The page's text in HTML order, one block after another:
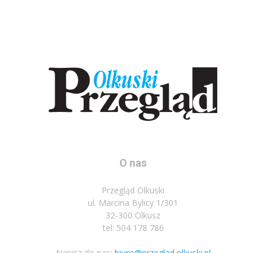
O nas
Przegląd Olkuski
ul. Marcina Bylicy 1/301
32-300 Olkusz
tel: 504 178 786